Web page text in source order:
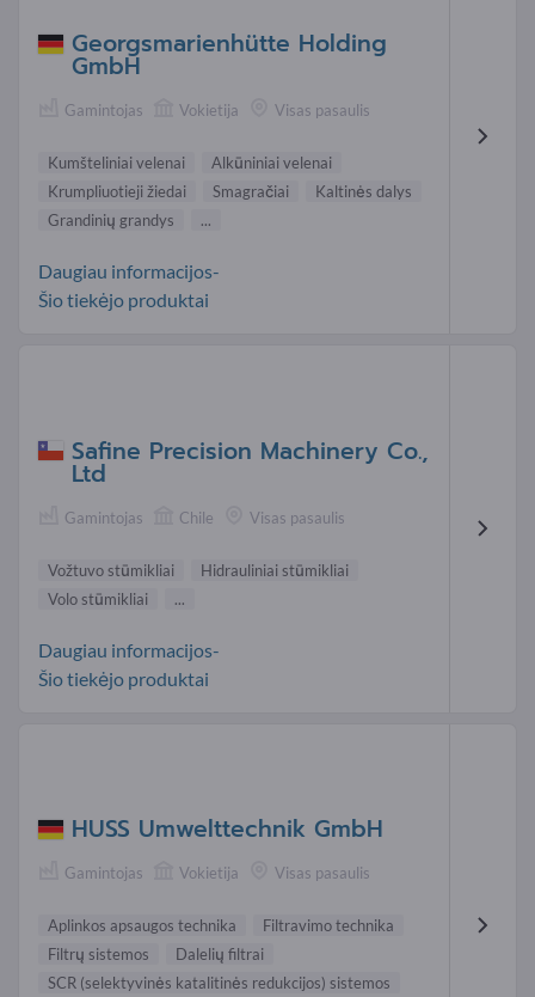
Georgsmarienhütte Holding
GmbH
Gamintojas Vokietija Visas pasaulis
Kumšteliniai velenai
Alkūniniai velenai
Krumpliuotieji žiedai
Smagračiai
Kaltinės dalys
Grandinių grandys
...
Daugiau informacijos-
Šio tiekėjo produktai
Safine Precision Machinery Co.,
Ltd
Gamintojas Chile Visas pasaulis
Vožtuvo stūmikliai
Hidrauliniai stūmikliai
Volo stūmikliai
...
Daugiau informacijos-
Šio tiekėjo produktai
HUSS Umwelttechnik GmbH
Gamintojas Vokietija Visas pasaulis
Aplinkos apsaugos technika
Filtravimo technika
Filtrų sistemos
Dalelių filtrai
SCR (selektyvinės katalitinės redukcijos) sistemos